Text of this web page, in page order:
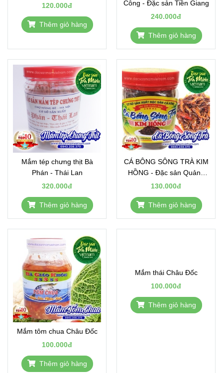
120.000đ
Thêm giỏ hàng
Công - Đặc sản Tiền Giang
240.000đ
Thêm giỏ hàng
Mắm tép chưng thịt Bà
Phán - Thái Lan
320.000đ
Thêm giỏ hàng
CÁ BÔNG SÔNG TRÀ KIM
HỒNG - Đặc sản Quảng
Ngãi
130.000đ
Thêm giỏ hàng
Mắm tôm chua Châu Đốc
100.000đ
Thêm giỏ hàng